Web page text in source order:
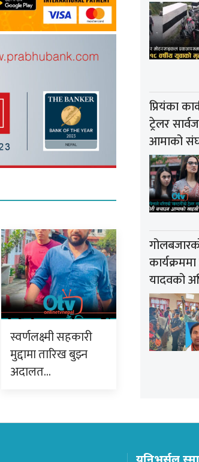
स्वर्णलक्ष्मी सहकारी
मुद्दामा तारिख बुझ्न
अदालत…
प्रियंका
ट्रेलर
आमाको
यादवको